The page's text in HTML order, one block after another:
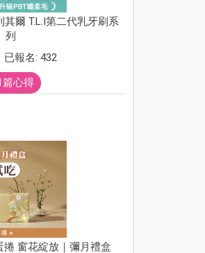
其爾 T.L.I第二代乳牙刷系
列
已報名: 432
篇心得
捲 窗花綻放｜彌月禮盒